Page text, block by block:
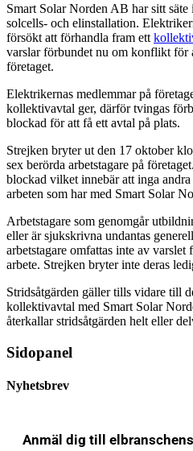
Smart Solar Norden AB har sitt
solcells- och elinstallation.
försökt att förhandla fram ett
varslar förbundet nu om konflikt för
företaget.
Elektrikernas medlemmar på
kollektivavtal ger, därför tvingas
blockad för att få ett avtal på plats.
Strejken bryter ut den 17 oktober
sex berörda arbetstagare på
blockad vilket innebär att inga
arbeten som har med Smart Solar
Arbetstagare som genomgår
eller är sjukskrivna undantas
arbetstagare omfattas inte av varslet
arbete. Strejken bryter inte deras
Stridsåtgärden gäller tills vidare till
kollektivavtal med Smart Solar
återkallar stridsåtgärden helt eller
Sidopanel
Nyhetsbrev
Anmäl dig till